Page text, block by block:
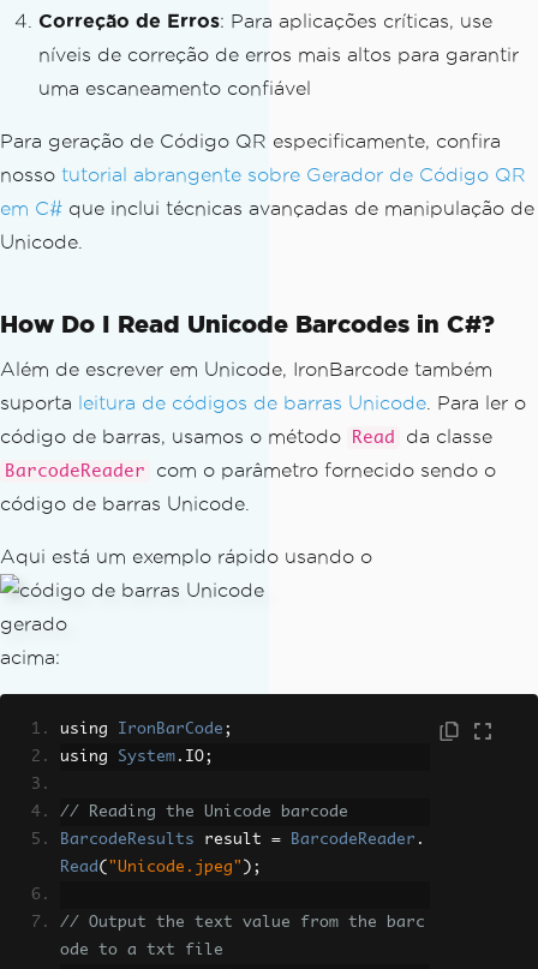
Correção de Erros: Para aplicações críticas, use
níveis de correção de erros mais altos para garantir
uma escaneamento confiável
Para geração de Código QR especificamente, confira
nosso tutorial abrangente sobre Gerador de Código QR
em C# que inclui técnicas avançadas de manipulação de
Unicode.
How Do I Read Unicode Barcodes in C#?
Além de escrever em Unicode, IronBarcode também
suporta leitura de códigos de barras Unicode. Para ler o
código de barras, usamos o método
Read da classe
BarcodeReader
com o parâmetro fornecido sendo o
código de barras Unicode.
Aqui está um exemplo rápido usando o
acima:
using IronBarCode ;
using System . IO;
// Reading the Unicode barcode
BarcodeResults result = BarcodeReader .
Read ( "Unicode.jpeg" );
// Output the text value from the barc
ode to a txt file